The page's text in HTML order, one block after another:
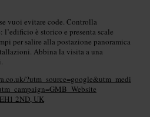
vuoi evitare code. Controlla
è storico e presenta scale
per salire alla postazione panoramica
Abbina la visita a una
?utm_source=google&utm_medi
2ND, UK